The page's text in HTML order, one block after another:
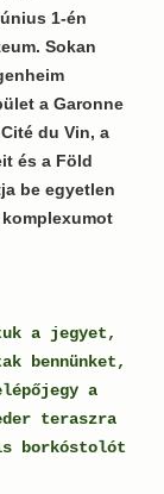
1-én
Sokan
a Garonne
du Vin, a
és a Föld
be egyetlen
komplexumot
a jegyet,
bennünket,
a
teraszra
borkóstolót